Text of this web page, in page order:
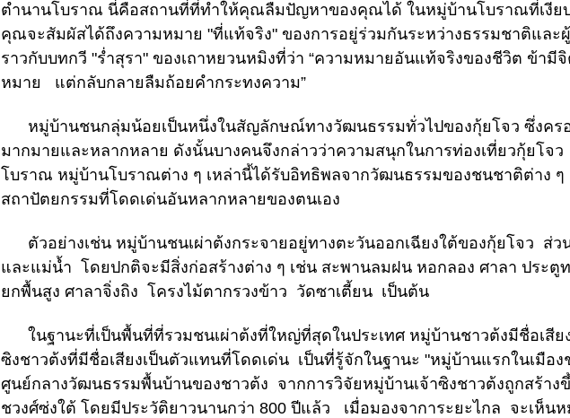
ตำนานโบราณ นี่คือสถานที่ที่ทำให้คุณลืมปัญหาของคุณได้ ในหมู่บ้านโบราณที่เงีย
คุณจะสัมผัสได้ถึงความหมาย "ที่แท้จริง" ของการอยู่ร่วมกันระหว่างธรรมชาติแล
ราวกับบทกวี "ร่ำสุรา" ของเถาหยวนหมิงที่ว่า “ความหมายอันแท้จริงของชีวิต ข้ามี
หมาย แต่กลับกลายลืมถ้อยคำกระทงความ”
หมู่บ้านชนกลุ่มน้อยเป็นหนึ่งในสัญลักษณ์ทางวัฒนธรรมทั่วไปของกุ้ยโจว ซึ่งคร
มากมายและหลากหลาย ดังนั้นบางคนจึงกล่าวว่าความสนุกในการท่องเที่ยวกุ้ยโจ
โบราณ หมู่บ้านโบราณต่าง ๆ เหล่านี้ได้รับอิทธิพลจากวัฒนธรรมของชนชาติต่าง
สถาปัตยกรรมที่โดดเด่นอันหลากหลายของตนเอง
ตัวอย่างเช่น หมู่บ้านชนเผ่าต้งกระจายอยู่ทางตะวันออกเฉียงใต้ของกุ้ยโจว ส่ว
และแม่น้ำ โดยปกติจะมีสิ่งก่อสร้างต่าง ๆ เช่น สะพานลมฝน หอกลอง ศาลา ประตู
ยกพื้นสูง ศาลาจิ่งถิง โครงไม้ตากรวงข้าว วัดซาเตี้ยน เป็นต้น
ในฐานะที่เป็นพื้นที่ที่รวมชนเผ่าต้งที่ใหญ่ที่สุดในประเทศ หมู่บ้านชาวต้งมีชื่อเสีย
ซิงชาวต้งที่มีชื่อเสียงเป็นตัวแทนที่โดดเด่น เป็นที่รู้จักในฐานะ "หมู่บ้านแรกในเมือง
ศูนย์กลางวัฒนธรรมพื้นบ้านของชาวต้ง จากการวิจัยหมู่บ้านเจ้าซิงชาวต้งถูกสร้าง
ชวงศ์ซ่งใต้ โดยมีประวัติยาวนานกว่า 800 ปีแล้ว เมื่อมองจาการะยะไกล จะเห็น